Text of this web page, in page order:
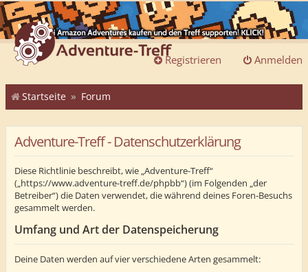
Anmelden
Registrieren
Startseite Forum
Adventure-Treff - Datenschutzerklärung
Diese Richtlinie beschreibt, wie „Adventure-Treff“
(„https://www.adventure-treff.de/phpbb“) (im Folgenden „der
Betreiber“) die Daten verwendet, die während deines Foren-Besuchs
gesammelt werden.
Umfang und Art der Datenspeicherung
Deine Daten werden auf vier verschiedene Arten gesammelt: